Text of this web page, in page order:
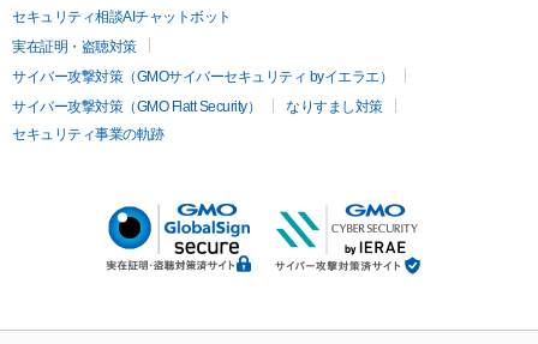
セキュリティ相談AIチャットボット
実在証明・盗聴対策
サイバー攻撃対策（GMOサイバーセキュリティ byイエラエ）
サイバー攻撃対策（GMO Flatt Security）
なりすまし対策
セキュリティ事業の軌跡